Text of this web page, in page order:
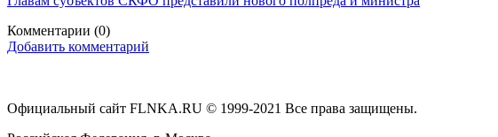
Комментарии (0)
Добавить комментарий
Официальный сайт FLNKA.RU © 1999-2021 Все права защищены.